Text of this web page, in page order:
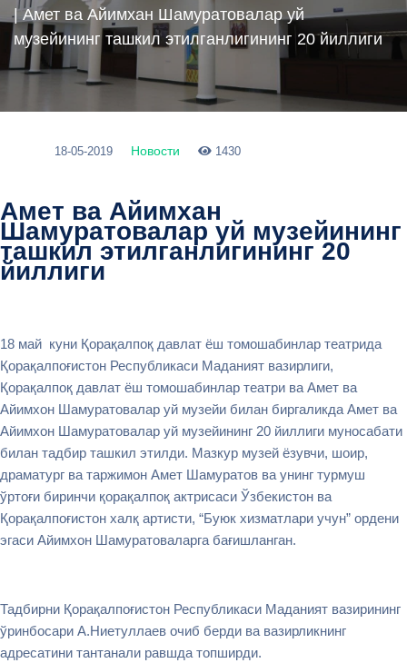
| Амет ва Айимхан Шамуратовалар уй
музейининг ташкил этилганлигининг 20 йиллиги
18-05-2019 Новости 1430
Амет ва Айимхан
Шамуратовалар уй музейининг
ташкил этилганлигининг 20
йиллиги
18 май куни Қорақалпоқ давлат ёш томошабинлар театрида
Қорақалпоғистон Республикаси Маданият вазирлиги,
Қорақалпоқ давлат ёш томошабинлар театри ва Амет ва
Айимхон Шамуратовалар уй музейи билан биргаликда Амет ва
Айимхон Шамуратовалар уй музейининг 20 йиллиги муносабати
билан тадбир ташкил этилди. Мазкур музей ёзувчи, шоир,
драматург ва таржимон Амет Шамуратов ва унинг турмуш
ўртоғи биринчи қорақалпоқ актрисаси Ўзбекистон ва
Қорақалпоғистон халқ артисти, “Буюк хизматлари учун” ордени
эгаси Айимхон Шамуратоваларга бағишланган.
Тадбирни Қорақалпоғистон Республикаси Маданият вазирининг
ўринбосари А.Ниетуллаев очиб берди ва вазирликнинг
адресатини тантанали равшда топширди.